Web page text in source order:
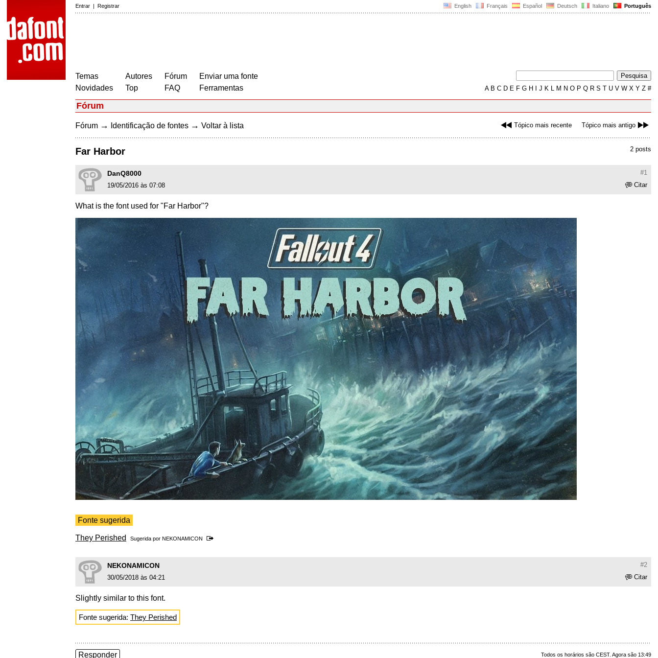
English Français Español Deutsch Italiano Português
Entrar | Registrar
Temas
Novidades
Autores
Top
Fórum
FAQ
Enviar uma fonte
Ferramentas
AB C D E F G H J K L M N O P Q R S T U V W X Y Z #
Fórum
Tópico mais recente Tópico mais antigo
Fórum → Identificação de fontes → Voltar à lista
2 posts
Far Harbor
#1
DanQ8000
Citar
19/05/2016 às 07:08
What is the font used for "Far Harbor"?
Fonte sugerida
They Perished Sugerida por NEKONAMICON
#2
NEKONAMICON
Citar
30/05/2018 às 04:21
Slightly similar to this font.
Fonte sugerida: They Perished
Todos os horários são CEST. Agora são 13:49
Responder